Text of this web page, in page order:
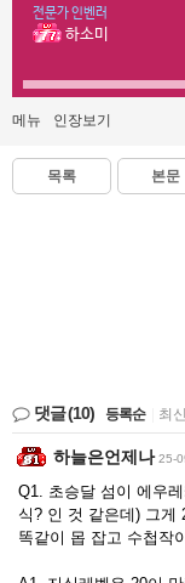
전문가 인벤러
하소미
메뉴 인장보기
목록 본문
댓글(10) 등록순 최
하늘은언제나 25-
Q1. 초승달 섬이 에우
식? 인 것 같은데) 그게
똑같이 몹 잡고 수첩작